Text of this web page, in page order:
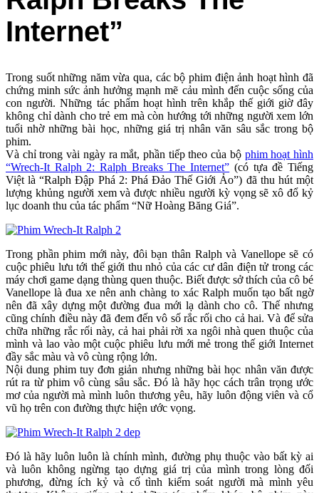
Internet”
Trong suốt những năm vừa qua, các bộ phim điện ảnh hoạt hình đã
chứng minh sức ảnh hưởng mạnh mẽ cảu mình đến cuộc sống của
con người. Những tác phẩm hoạt hình trên khắp thế giới giờ đây
không chỉ dành cho trẻ em mà còn hướng tới những người xem lớn
tuổi nhờ những bài học, những giá trị nhân văn sâu sắc trong bộ
phim.
Và chỉ trong vài ngày ra mắt, phần tiếp theo của bộ phim hoạt hình
“Wrech-It Ralph 2: Ralph Breaks The Internet” (có tựa đề Tiếng
Việt là “Ralph Đập Phá 2: Phá Đảo Thế Giới Ảo”) đã thu hút một
lượng khủng người xem và được nhiều người kỳ vọng sẽ xô đổ kỷ
lục doanh thu của tác phẩm “Nữ Hoàng Băng Giá”.
Trong phần phim mới này, đôi bạn thân Ralph và Vanellope sẽ có
cuộc phiêu lưu tới thế giới thu nhỏ của các cư dân điện tử trong các
máy chơi game dạng thùng quen thuộc. Biết được sở thích của cô bé
Vanellope là đua xe nên anh chàng to xác Ralph muốn tạo bất ngờ
nên đã xây dựng một đường đua mới lạ dành cho cô. Thế nhưng
cũng chính điều này đã đem đến vô số rắc rối cho cả hai. Và để sửa
chữa những rắc rối này, cả hai phải rời xa ngôi nhà quen thuộc của
mình và lao vào một cuộc phiêu lưu mới mẻ trong thế giới Internet
đầy sắc màu và vô cùng rộng lớn.
Nội dung phim tuy đơn giản nhưng những bài học nhân văn được
rút ra từ phim vô cùng sâu sắc. Đó là hãy học cách trân trọng ước
mơ của người mà mình luôn thương yêu, hãy luôn động viên và cổ
vũ họ trên con đường thực hiện ước vọng.
Đó là hãy luôn luôn là chính mình, đường phụ thuộc vào bất kỳ ai
và luôn không ngừng tạo dựng giá trị của mình trong lòng đối
phương, đừng ích kỷ và cố tình kiểm soát người mà mình yêu